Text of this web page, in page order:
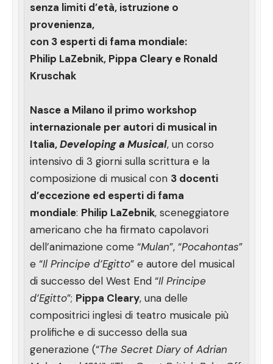
senza limiti d’età, istruzione o
provenienza,
con 3 esperti di fama mondiale:
Philip LaZebnik, Pippa Cleary e Ronald
Kruschak
Nasce a Milano il primo workshop
internazionale per autori di musical in
Italia,Developing a Musical, un corso
intensivo di 3 giorni sulla scrittura e la
composizione di musical con 3 docenti
d’eccezione ed esperti di fama
mondiale: Philip LaZebnik, sceneggiatore
americano che ha firmato capolavori
dell’animazione come “Mulan”, “Pocahontas”
e “Il Principe d’Egitto” e autore del musical
di successo del West End “Il Principe
d’Egitto”; Pippa Cleary, una delle
compositrici inglesi di teatro musicale più
prolifiche e di successo della sua
generazione (“The Secret Diary of Adrian